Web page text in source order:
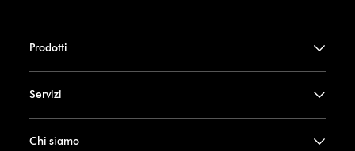
Prodotti
Servizi
Chi siamo